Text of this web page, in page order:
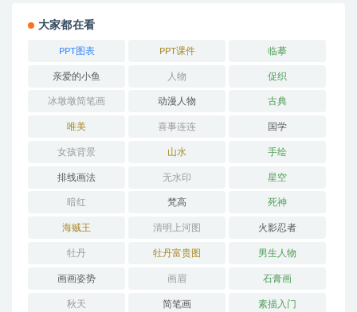
大家都在看
PPT图表 PPT课件 临摹
亲爱的小鱼 人物 促织
冰墩墩简笔画 动漫人物 古典
唯美 喜事连连 国学
女孩背景 山水 手绘
排线画法 无水印 星空
暗红 梵高 死神
海贼王 清明上河图 火影忍者
牡丹 牡丹富贵图 男生人物
画画姿势 画眉 石膏画
秋天 简笔画 素描入门